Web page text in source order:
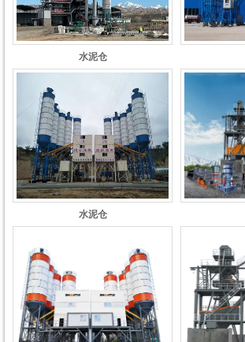
水泥仓
水泥仓